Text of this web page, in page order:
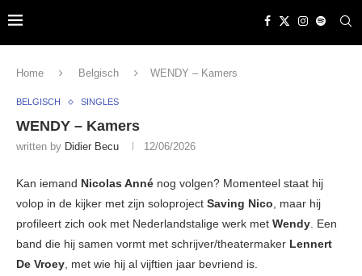
Home Belgisch WENDY – Kamers
BELGISCH SINGLES
WENDY – Kamers
written by Didier Becu 12/06/2026
Kan iemand Nicolas Anné nog volgen? Momenteel staat hij
volop in de kijker met zijn soloproject Saving Nico, maar hij
profileert zich ook met Nederlandstalige werk met Wendy. Een
band die hij samen vormt met schrijver/theatermaker Lennert
De Vroey, met wie hij al vijftien jaar bevriend is.